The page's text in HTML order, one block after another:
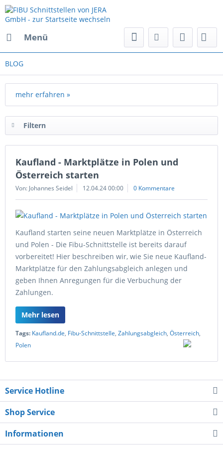
Menü
BLOG
mehr erfahren »
Filtern
Kaufland - Marktplätze in Polen und
Österreich starten
Von: Johannes Seidel 12.04.24 00:00 0 Kommentare
Kaufland starten seine neuen Marktplätze in Österreich
und Polen - Die Fibu-Schnittstelle ist bereits darauf
vorbereitet! Hier beschreiben wir, wie Sie neue Kaufland-
Marktplätze für den Zahlungsabgleich anlegen und
geben Ihnen Anregungen für die Verbuchung der
Zahlungen.
Mehr lesen
Tags: Kaufland.de, Fibu-Schnittstelle, Zahlungsabgleich, Österreich,
Polen
Service Hotline
Shop Service
Informationen